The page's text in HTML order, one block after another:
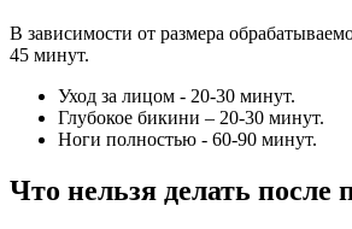
В зависимости от размера
45 минут.
Уход за лицом - 20-30 минут.
Глубокое бикини – 20-30 минут.
Ноги полностью - 60-90 минут.
Что нельзя делать после